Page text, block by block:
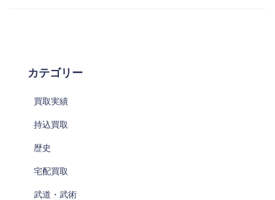
カテゴリー
買取実績
持込買取
歴史
宅配買取
武道・武術